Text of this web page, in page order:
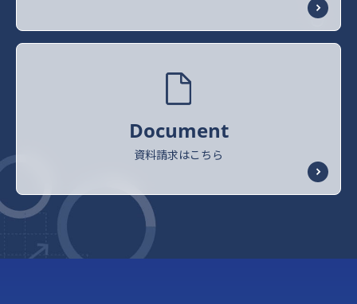
Document
資料請求はこちら